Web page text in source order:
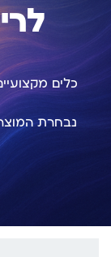
כלים
נבחרת